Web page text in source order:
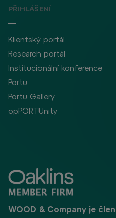
PŘIHLÁŠENÍ
Klientský portál
Research portál
Institucionální konference
Portu
Portu Gallery
opPORTUnity
WOOD & Company je